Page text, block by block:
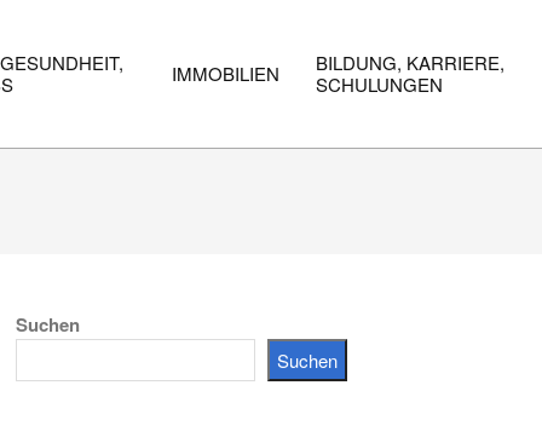
IMMOBILIEN
BILDUNG, KARRIERE,
SCHULUNGEN
Suchen
Suchen